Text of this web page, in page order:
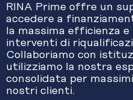
RINA Prime offre un
accedere a
la massima efficienza
interventi di
Collaboriamo con
utilizziamo la nostra
consolidata per
nostri clienti.